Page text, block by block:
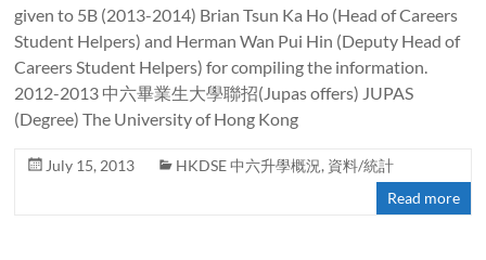
given to 5B (2013-2014) Brian Tsun Ka Ho (Head of Careers
Student Helpers) and Herman Wan Pui Hin (Deputy Head of
Careers Student Helpers) for compiling the information.
2012-2013 中六畢業生大學聯招(Jupas offers) JUPAS
(Degree) The University of Hong Kong
July 15, 2013 HKDSE 中六升學概況, 資料/統計
Read more